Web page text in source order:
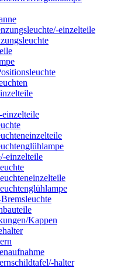
einzelteile
einzelteile
Kappen
halter